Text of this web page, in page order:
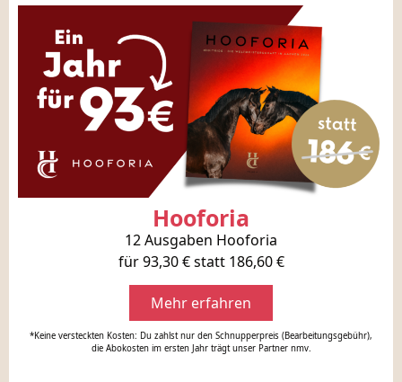
Hooforia
12 Ausgaben Hooforia
für 93,30 € statt 186,60 €
Mehr erfahren
*Keine versteckten Kosten: Du zahlst nur den Schnupperpreis (Bearbeitungsgebühr),
die Abokosten im ersten Jahr trägt unser Partner nmv.